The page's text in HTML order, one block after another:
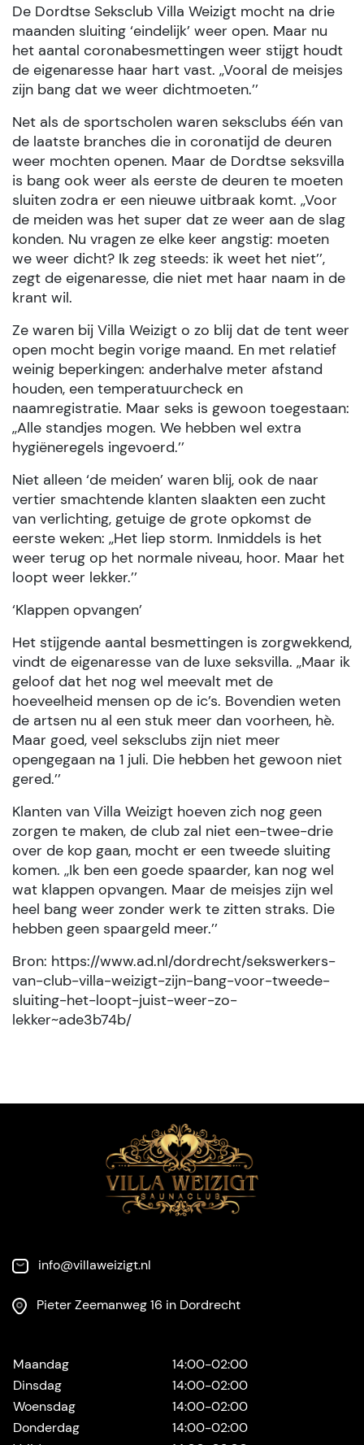
De Dordtse Seksclub Villa Weizigt mocht na drie
maanden sluiting ‘eindelijk’ weer open. Maar nu
het aantal coronabesmettingen weer stijgt houdt
de eigenaresse haar hart vast. ,,Vooral de meisjes
zijn bang dat we weer dichtmoeten.’’
Net als de sportscholen waren seksclubs één van
de laatste branches die in coronatijd de deuren
weer mochten openen. Maar de Dordtse seksvilla
is bang ook weer als eerste de deuren te moeten
sluiten zodra er een nieuwe uitbraak komt. ,,Voor
de meiden was het super dat ze weer aan de slag
konden. Nu vragen ze elke keer angstig: moeten
we weer dicht? Ik zeg steeds: ik weet het niet’’,
zegt de eigenaresse, die niet met haar naam in de
krant wil.
Ze waren bij Villa Weizigt o zo blij dat de tent weer
open mocht begin vorige maand. En met relatief
weinig beperkingen: anderhalve meter afstand
houden, een temperatuurcheck en
naamregistratie. Maar seks is gewoon toegestaan:
,,Alle standjes mogen. We hebben wel extra
hygiëneregels ingevoerd.’’
Niet alleen ‘de meiden’ waren blij, ook de naar
vertier smachtende klanten slaakten een zucht
van verlichting, getuige de grote opkomst de
eerste weken: ,,Het liep storm. Inmiddels is het
weer terug op het normale niveau, hoor. Maar het
loopt weer lekker.’’
‘Klappen opvangen’
Het stijgende aantal besmettingen is zorgwekkend,
vindt de eigenaresse van de luxe seksvilla. ,,Maar ik
geloof dat het nog wel meevalt met de
hoeveelheid mensen op de ic’s. Bovendien weten
de artsen nu al een stuk meer dan voorheen, hè.
Maar goed, veel seksclubs zijn niet meer
opengegaan na 1 juli. Die hebben het gewoon niet
gered.’’
Klanten van Villa Weizigt hoeven zich nog geen
zorgen te maken, de club zal niet een-twee-drie
over de kop gaan, mocht er een tweede sluiting
komen. ,,Ik ben een goede spaarder, kan nog wel
wat klappen opvangen. Maar de meisjes zijn wel
heel bang weer zonder werk te zitten straks. Die
hebben geen spaargeld meer.’’
Bron: https://www.ad.nl/dordrecht/sekswerkers-
van-club-villa-weizigt-zijn-bang-voor-tweede-
sluiting-het-loopt-juist-weer-zo-
lekker~ade3b74b/
info@villaweizigt.nl
Pieter Zeemanweg 16 in Dordrecht
Maandag
14:00-02:00
Dinsdag
14:00-02:00
Woensdag
14:00-02:00
Donderdag
14:00-02:00